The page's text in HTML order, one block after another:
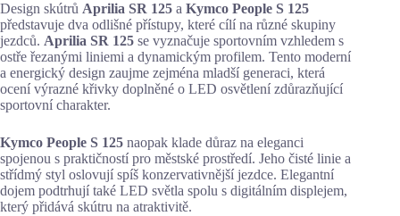
Design skútrů Aprilia SR 125 a Kymco People S 125
představuje dva odlišné přístupy, které cílí na různé skupiny
jezdců. Aprilia SR 125 se vyznačuje sportovním vzhledem s
ostře řezanými liniemi a dynamickým profilem. Tento moderní
a energický design zaujme zejména mladší generaci, která
ocení výrazné křivky doplněné o LED osvětlení zdůrazňující
sportovní charakter.
Kymco People S 125 naopak klade důraz na eleganci
spojenou s praktičností pro městské prostředí. Jeho čisté linie a
střídmý styl oslovují spíš konzervativnější jezdce. Elegantní
dojem podtrhují také LED světla spolu s digitálním displejem,
který přidává skútru na atraktivitě.